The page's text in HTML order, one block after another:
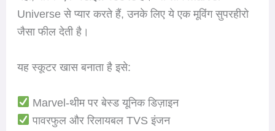
Universe से प्यार करते हैं, उनके लिए ये एक मूविंग सुपरहीरो
जैसा फील देती है।
यह स्कूटर खास बनाता है इसे:
Marvel-थीम पर बेस्ड यूनिक डिज़ाइन
पावरफुल और रिलायबल TVS इंजन